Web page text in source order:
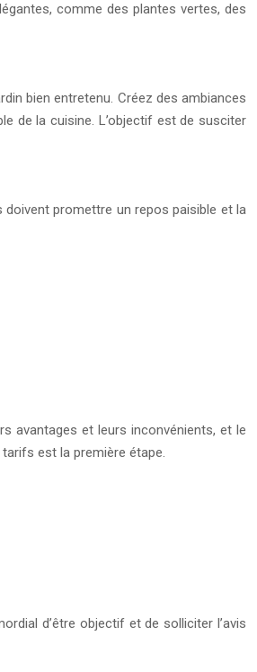
comme des plantes vertes, des
bien entretenu. Créez des ambiances
de la cuisine. L’objectif est de susciter
promettre un repos paisible et la
avantages et leurs inconvénients, et le
est la première étape.
d’être objectif et de solliciter l’avis